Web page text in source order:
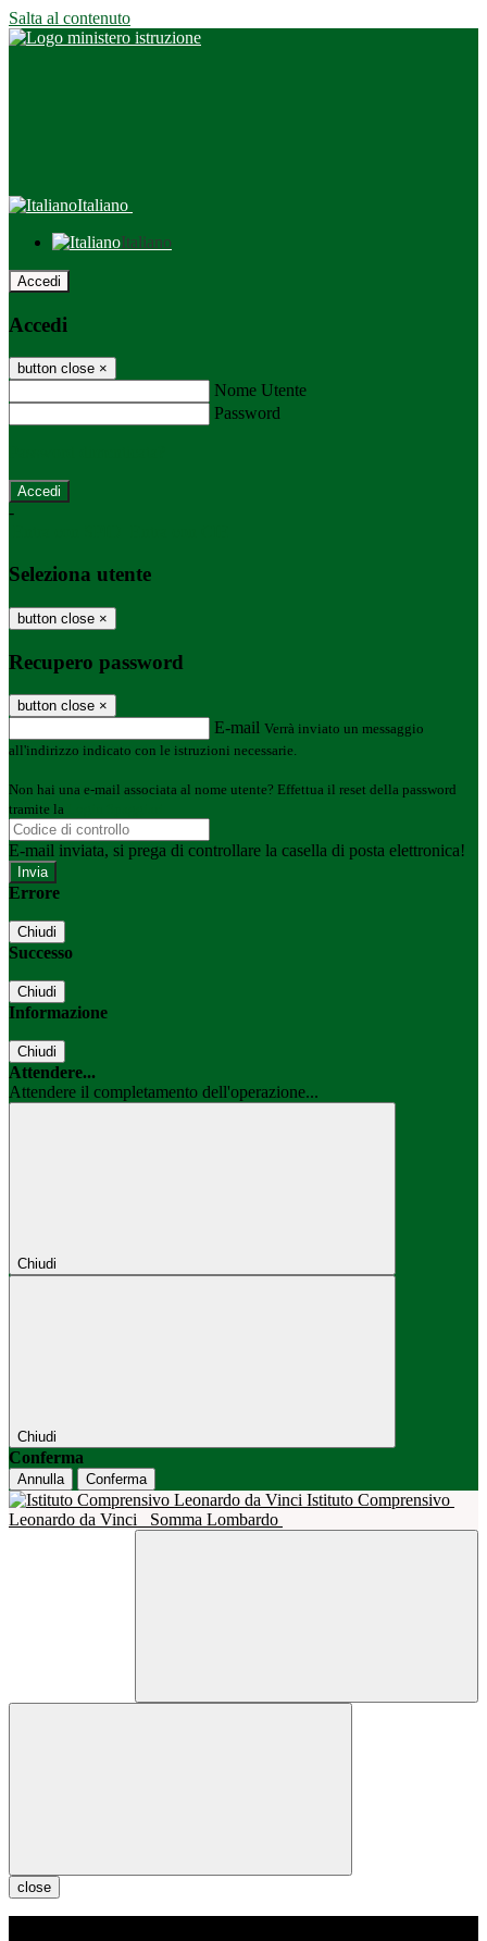
Salta al contenuto
Italiano
Italiano
Accedi
Accedi
button close ×
Nome Utente
Password
-
Seleziona utente
button close ×
Recupero password
button close ×
E-mail Verrà inviato un messaggio
all'indirizzo indicato con le istruzioni necessarie.
Non hai una e-mail associata al nome utente? Effettua il reset della password
tramite la
E-mail inviata, si prega di controllare la casella di posta elettronica!
Errore
Chiudi
Successo
Chiudi
Informazione
Chiudi
Attendere...
Attendere il completamento dell'operazione...
Chiudi
Chiudi
Conferma
Annulla Conferma
Istituto Comprensivo
Leonardo da Vinci
Somma Lombardo
close